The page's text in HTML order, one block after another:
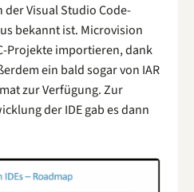
der Visual Studio Code-
bekannt ist. Microvision
Projekte importieren, dank
ein bald sogar von IAR
zur Verfügung. Zur
der IDE gab es dann